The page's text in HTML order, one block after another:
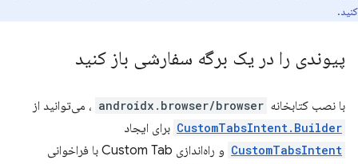
کنید.
پیوندی را در یک برگه سفارشی باز کنید
با نصب کتابخانه androidx.browser/browser ، می‌توانید از
CustomTabsIntent.Builder برای ایجاد
CustomTabsIntent و راه‌اندازی Custom Tab با فراخوانی